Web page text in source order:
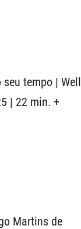
seu tempo | Well
| 22 min. +
Martins de